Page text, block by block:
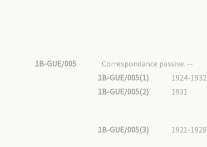
1B-GUE/005
Correspondance passive. --
1B-GUE/005(1)
1924-1932
1B-GUE/005(2)
1931
1B-GUE/005(3)
1921-1928